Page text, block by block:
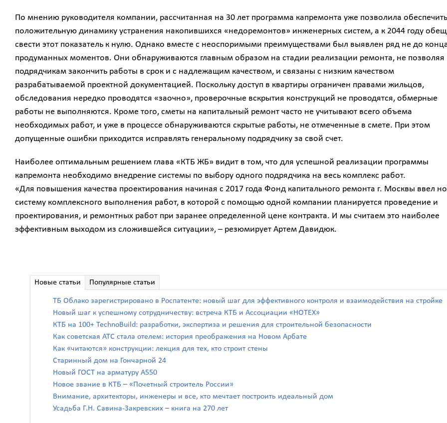
По мнению руководителя компании, рассчитанная на 30 лет программа капремонта уже позволила обеспечить
положительную динамику устранения накопившихся «недоремонтов» инженерных систем, а к 2044 году
свести этот показатель к нулю. Однако вместе с неоспоримыми преимуществами был выявлен ряд не до
продуманных моментов. Они обнаруживаются главным образом на стадии реализации ремонта, не позволяя
подрядчикам закончить работы в срок и с надлежащим качеством, и связаны с низким качеством
разрабатываемой проектной документацией. Поскольку доступ в квартиры ограничен правами жильцов,
обследования нередко проводятся «заочно», проверочные вскрытия конструкций не проводятся, обмерные
работы не выполняются. Кроме того, сметы на капитальный ремонт часто не учитывают всего объема
необходимых работ, и уже в процессе обнаруживаются скрытые работы, не отмеченные в смете. При этом
допущенные ошибки приходится исправлять генеральному подрядчику за свой счет.
Наиболее оптимальным решением глава «КТБ ЖБ» видит в том, что для успешной реализации программы
капремонта необходимо внедрение системы по выбору одного подрядчика на весь комплекс работ.
«Для повышения качества проектирования начиная с 2017 года Фонд капитального ремонта г. Москвы ввел
систему комплексного выполнения работ, в которой с помощью одной компании планируется проведение и
проектирования, и ремонтных работ при заранее определенной цене контракта. И мы считаем это наиболее
эффективным выходом из сложившейся ситуации», – резюмирует Артем Давидюк.
Новые статьи Популярные статьи
ТБ Облако зарегистрировано в Роспатенте: новый шаг для эффективного контроля и взаимодействия на стройке
Новый шаг к успешному сотрудничеству: встреча КТБ и Ассоциации «НОТЕХ»
КТБ на 100+ TechnoBuild: разработки, экспертиза и решения для строительной безопасности
Как советская АТС стала отелем: история преображения на Новом Арбате
Как «читаются» конструкции: лекция для тех, кто строит стены
Старинный дом на Гончарной 24
Новый ГОСТ на арматуру А550
Новое звание в КТБ – «Почетный строитель России»
Внимание, архитекторы, инженеры и все, кто мечтает построить идеальный дом
Усадьба Г.Н. Савина-Закревских – книга на 270 лет